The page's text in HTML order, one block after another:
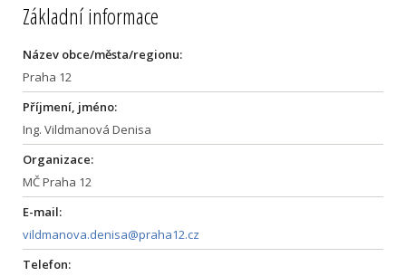
Základní informace
Název obce/města/regionu:
Praha 12
Příjmení, jméno:
Ing. Vildmanová Denisa
Organizace:
MČ Praha 12
E-mail:
vildmanova.denisa@praha12.cz
Telefon: